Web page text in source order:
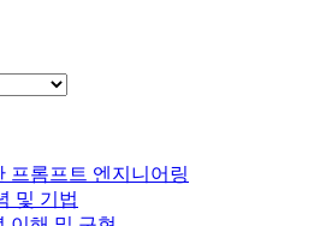
프롬프트 엔지니어링
및 기법